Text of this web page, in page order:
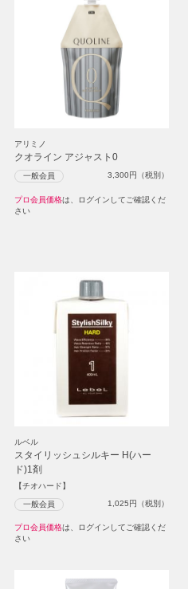
アリミノ
クオライン アジャスト0
一般会員 3,300円（税別）
プロ会員価格は、ログインしてご確認くだ
さい
ルベル
スタイリッシュシルキー H(ハー
ド)1剤
【チオハード】
一般会員 1,025円（税別）
プロ会員価格は、ログインしてご確認くだ
さい